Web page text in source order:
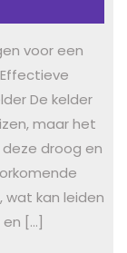
voor een
De kelder
maar het
droog en
wat kan leiden
[…]